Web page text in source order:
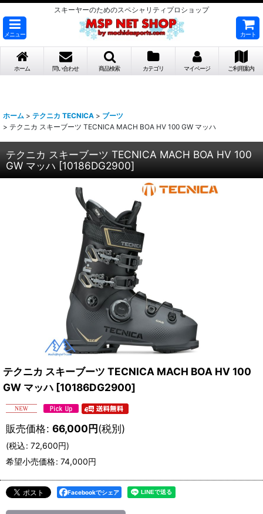
スキーヤーのためのスペシャリティプロショップ
メニュー カート
ホーム 問い合わせ 商品検索 カテゴリ マイページ ご利用案内
ホーム > テクニカ TECNICA > ブーツ
> テクニカ スキーブーツ TECNICA MACH BOA HV 100 GW マッハ
テクニカ スキーブーツ TECNICA MACH BOA HV 100
GW マッハ [10186DG2900]
テクニカ スキーブーツ TECNICA MACH BOA HV 100
GW マッハ [10186DG2900]
販売価格: 66,000円(税別)
(税込: 72,600円)
希望小売価格: 74,000円
Facebookでシェア